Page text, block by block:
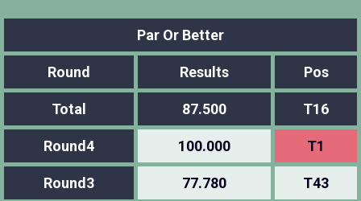
Par Or Better
Round Results Pos
Total 87.500 T16
Round4 100.000 T1
Round3 77.780 T43